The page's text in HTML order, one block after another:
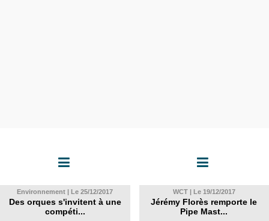
Environnement | Le 25/12/2017
Des orques s'invitent à une
compéti...
WCT | Le 19/12/2017
Jérémy Florès remporte le
Pipe Mast...